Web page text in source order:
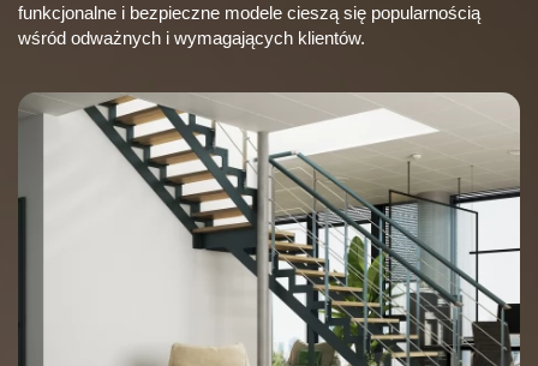
funkcjonalne i bezpieczne modele cieszą się popularnością
wśród odważnych i wymagających klientów.